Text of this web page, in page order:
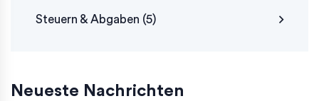
Steuern & Abgaben (5)
Neueste Nachrichten